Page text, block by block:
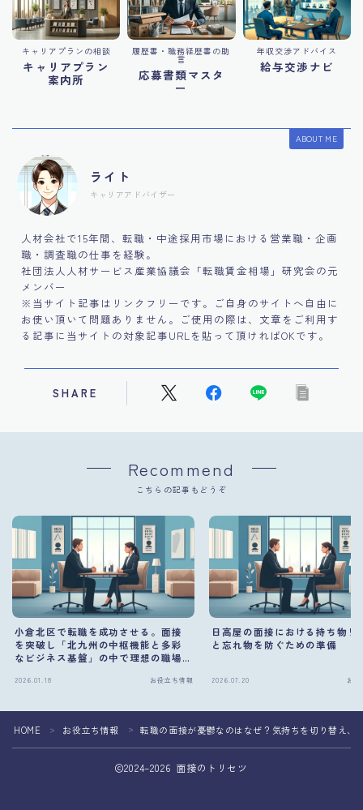
キャリアプランの相談
キャリアプラン
案内所
履歴書・職務経歴書の助
言
応募書類マスタ
ー
年収交渉アドバイス
給与交渉ナビ
ABOUT ME
ライト
キャリアアドバイザー
人材会社で15年間、転職・中途採用市場における営業職・企画
職・調査職の仕事を経験。
社団法人人材サービス産業協議会「転職賃金相場」研究会の元
メンバー
※当サイト記事はリンクフリーです。ご自身のサイトへ自由に
お使い頂いて問題ありません。ご使用の際は、文章をご利用す
る記事に当サイトの対象記事URLを貼って頂ければOKです。
SHARE
Recommend
こちらの記事もどうぞ
小倉北区で転職を成功させる。面接
を突破し「北九州の中枢機能と多彩
なビジネス基盤」の中で理想の職場
2026.01.18 お役立ち情報
日高屋の面接における持ち物リ
と忘れ物を防ぐための準備
2026.07.20 お
HOME ＞ お役立ち情報 ＞ 転職の面接が憂鬱なのはなぜ？気持ちを切り替え、
2024–2026 面接のトリセツ